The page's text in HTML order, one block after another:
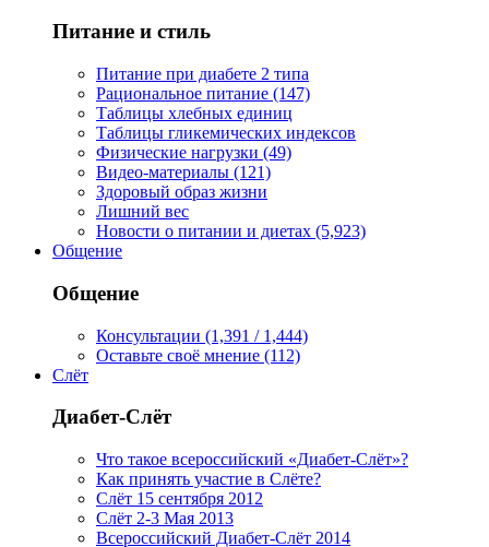
Питание и стиль
Питание при диабете 2 типа
Рациональное питание (147)
Таблицы хлебных единиц
Таблицы гликемических индексов
Физические нагрузки (49)
Видео-материалы (121)
Здоровый образ жизни
Лишний вес
Новости о питании и диетах (5,923)
Общение
Общение
Консультации (1,391 / 1,444)
Оставьте своё мнение (112)
Слёт
Диабет-Слёт
Что такое всероссийский «Диабет-Слёт»?
Как принять участие в Слёте?
Слёт 15 сентября 2012
Слёт 2-3 Мая 2013
Всероссийский Диабет-Слёт 2014